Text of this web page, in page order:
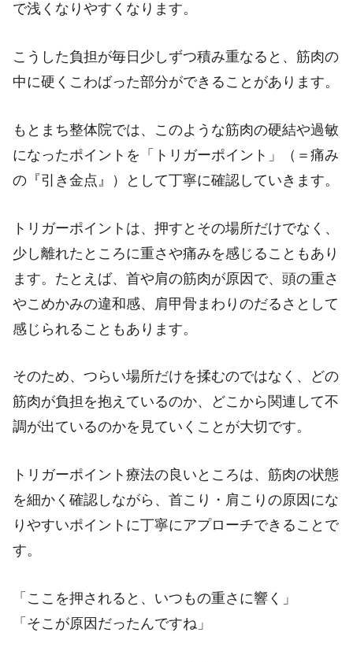
で浅くなりやすくなります。
こうした負担が毎日少しずつ積み重なると、筋肉の
中に硬くこわばった部分ができることがあります。
もとまち整体院では、このような筋肉の硬結や過敏
になったポイントを「トリガーポイント」（＝痛み
の『引き金点』）として丁寧に確認していきます。
トリガーポイントは、押すとその場所だけでなく、
少し離れたところに重さや痛みを感じることもあり
ます。たとえば、首や肩の筋肉が原因で、頭の重さ
やこめかみの違和感、肩甲骨まわりのだるさとして
感じられることもあります。
そのため、つらい場所だけを揉むのではなく、どの
筋肉が負担を抱えているのか、どこから関連して不
調が出ているのかを見ていくことが大切です。
トリガーポイント療法の良いところは、筋肉の状態
を細かく確認しながら、首こり・肩こりの原因にな
りやすいポイントに丁寧にアプローチできることで
す。
「ここを押されると、いつもの重さに響く」
「そこが原因だったんですね」